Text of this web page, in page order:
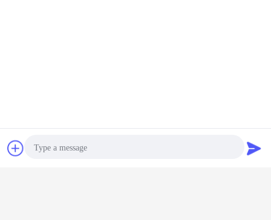
Ετικέττες:φορτηγό απορρίψεων diesel
sinotruk φορτηγό απορρίψεων howo
συζήτηση